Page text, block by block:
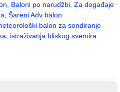
Baloni po narudžbi, Za događaje
Šareni Adv balon
balon za sondiranje
istraživanja bliskog svemira